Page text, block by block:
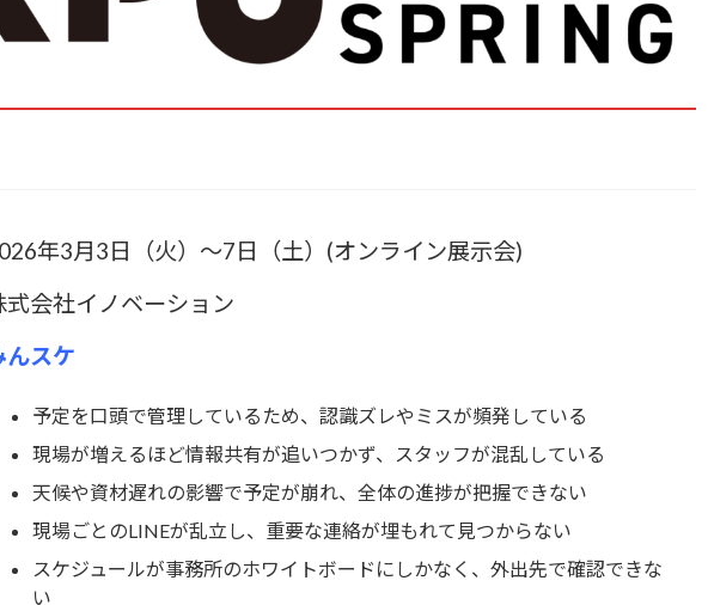
年3月3日（火）～7日（土）(オンライン展示会)
式会社イノベーション
んスケ
予定を口頭で管理しているため、認識ズレやミスが頻発している
現場が増えるほど情報共有が追いつかず、スタッフが混乱している
天候や資材遅れの影響で予定が崩れ、全体の進捗が把握できない
現場ごとのLINEが乱立し、重要な連絡が埋もれて見つからない
スケジュールが事務所のホワイトボードにしかなく、外出先で確認できな
い